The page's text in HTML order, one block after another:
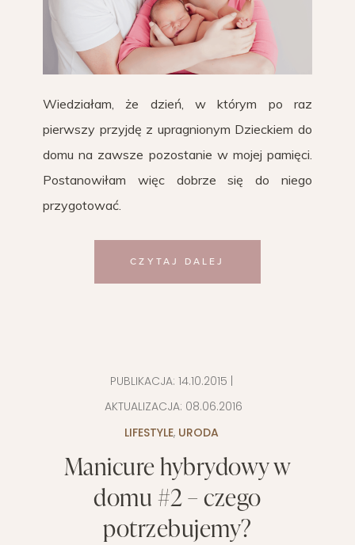
Wiedziałam, że dzień, w którym po raz
pierwszy przyjdę z upragnionym Dzieckiem do
domu na zawsze pozostanie w mojej pamięci.
Postanowiłam więc dobrze się do niego
przygotować.
CZYTAJ DALEJ
PUBLIKACJA: 14.10.2015 |
AKTUALIZACJA: 08.06.2016
LIFESTYLE, URODA
Manicure hybrydowy w
domu #2 – czego
potrzebujemy?